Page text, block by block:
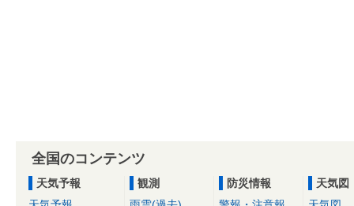
全国のコンテンツ
天気予報
観測
防災情報
天気図